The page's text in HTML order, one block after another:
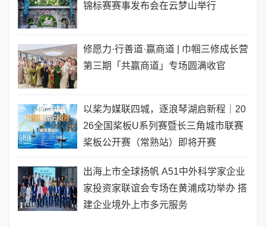
锦标赛赛事发布会在云梦山举行
修愿力·行善道·赢商道 | 巾帼三修成长营
第三期「共赢商道」专场圆满收官
以桨为媒联四城，逐浪琴湖启新程｜20
26全国桨板U系列赛暨长三角城市联赛
桨板公开赛（常熟站）即将开赛
出海上市全球扬帆 A51中外科学家企业
家投资家联谊会专场在黄浦成功举办 搭
建企业境外上市多元服务